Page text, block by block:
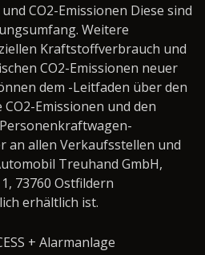
CO2-Emissionen Diese sind
Weitere
Kraftstoffverbrauch und
CO2-Emissionen neuer
dem -Leitfaden über den
Emissionen und den
an allen Verkaufsstellen und
Treuhand GmbH,
73760 Ostfildern
erhältlich ist.
+ Alarmanlage